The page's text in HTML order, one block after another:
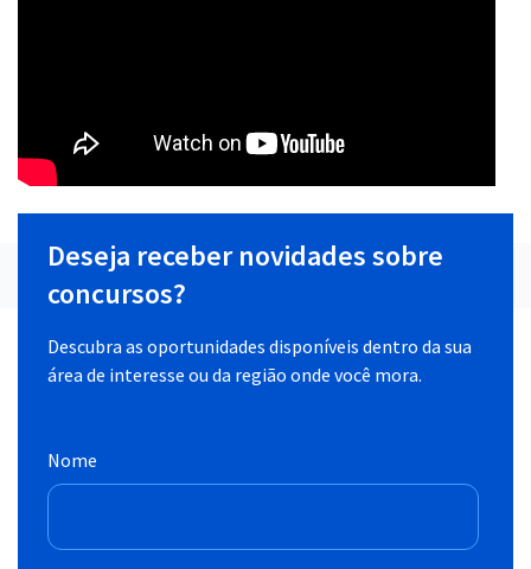
Deseja receber novidades sobre
concursos?
Descubra as oportunidades disponíveis dentro da sua
área de interesse ou da região onde você mora.
Nome